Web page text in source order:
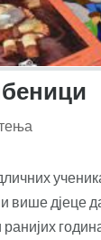
више дјеце
ранијих